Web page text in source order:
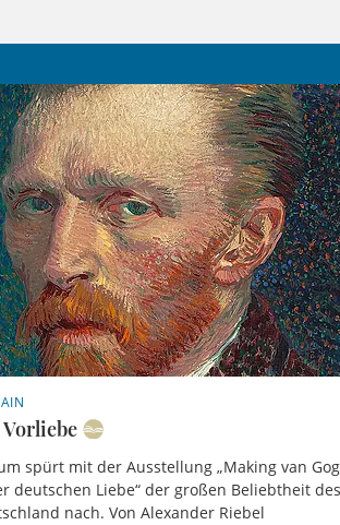
spürt mit der Ausstellung „Making van
deutschen Liebe“ der großen Beliebtheit des
nach. Von Alexander Riebel